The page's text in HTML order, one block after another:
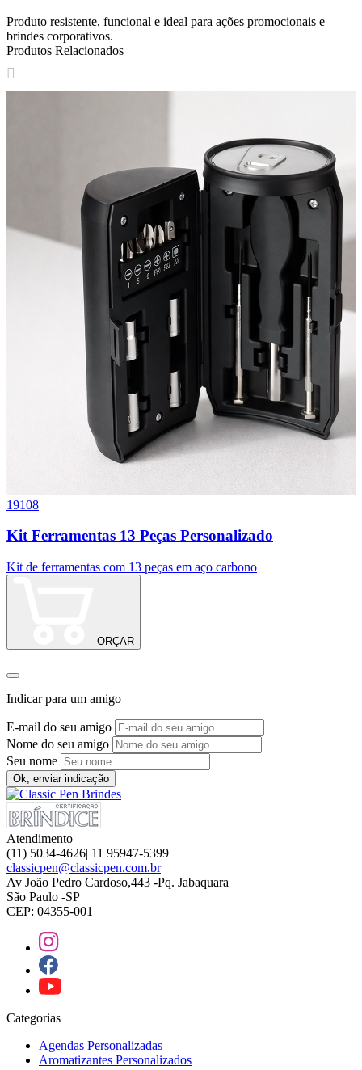
Produto resistente, funcional e ideal para ações promocionais e
brindes corporativos.
Produtos Relacionados
19108
Kit Ferramentas 13 Peças Personalizado
Kit de ferramentas com 13 peças em aço carbono
ORÇAR
Indicar para um amigo
E-mail do seu amigo
Nome do seu amigo
Seu nome
Ok, enviar indicação
Atendimento
(11) 5034-4626| 11 95947-5399
classicpen@classicpen.com.br
Av João Pedro Cardoso,443 -Pq. Jabaquara
São Paulo -SP
CEP: 04355-001
Categorias
Agendas Personalizadas
Aromatizantes Personalizados